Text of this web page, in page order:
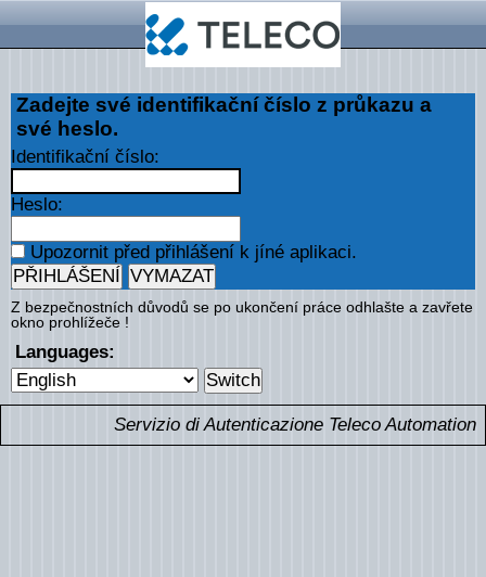
Zadejte své identifikační číslo z průkazu a
své heslo.
Identifikační číslo:
Heslo:
Upozornit před přihlášení k jíné aplikaci.
Z bezpečnostních důvodů se po ukončení práce odhlašte a zavřete
okno prohlížeče !
Languages:
Servizio di Autenticazione Teleco Automation